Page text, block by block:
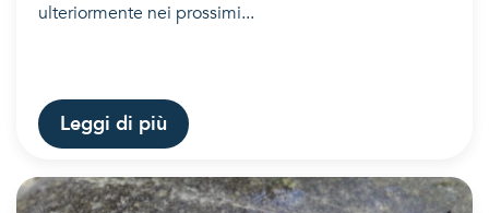
ulteriormente nei prossimi...
Leggi di più